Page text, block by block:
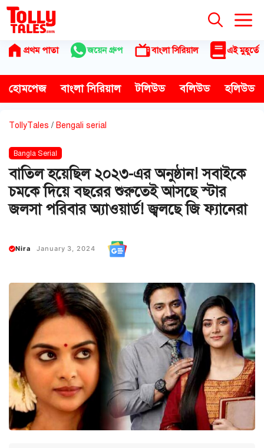
Skip
content
প্রথম পাতা জয়েন গ্রুপ বাংলা সিরিয়াল এই মুহূর্তে
হোমপেজ বাংলা সিরিয়াল টলিউড বলিউড হলিউড
TollyTales / Bengali serial
Bangla Serial
বাতিল হয়েছিল ২০২৩-এর অনুষ্ঠান! সবাইকে
চমকে দিয়ে বছরের শুরুতেই আসছে স্টার
জলসা পরিবার অ্যাওয়ার্ড! জ্বলছে জি ফ্যানেরা
Nira January 3, 2024